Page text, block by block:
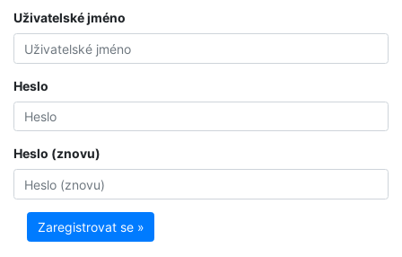
Uživatelské jméno
Heslo
Heslo (znovu)
Zaregistrovat se »